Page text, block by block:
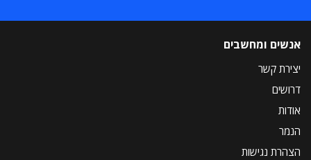
אנשים ומחשבים
יצירת קשר
דרושים
אודות
הנמר
הצהרת נגישות